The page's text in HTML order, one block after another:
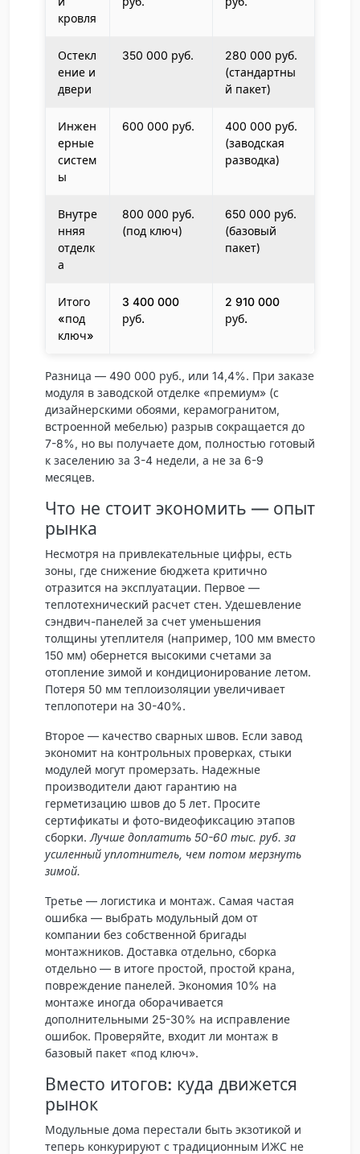
кровля
Остекл
ение и
двери
350 000 руб.
280 000 руб.
(стандартны
й пакет)
Инжен
ерные
систем
ы
600 000 руб.
400 000 руб.
(заводская
разводка)
Внутре
нняя
отделк
а
800 000 руб.
(под ключ)
650 000 руб.
(базовый
пакет)
Итого
«под
ключ»
3 400 000
руб.
2 910 000
руб.
Разница — 490 000 руб., или 14,4%. При заказе
модуля в заводской отделке «премиум» (с
дизайнерскими обоями, керамогранитом,
встроенной мебелью) разрыв сокращается до
7-8%, но вы получаете дом, полностью готовый
к заселению за 3-4 недели, а не за 6-9
месяцев.
Что не стоит экономить — опыт
рынка
Несмотря на привлекательные цифры, есть
зоны, где снижение бюджета критично
отразится на эксплуатации. Первое —
теплотехнический расчет стен. Удешевление
сэндвич-панелей за счет уменьшения
толщины утеплителя (например, 100 мм вместо
150 мм) обернется высокими счетами за
отопление зимой и кондиционирование летом.
Потеря 50 мм теплоизоляции увеличивает
теплопотери на 30-40%.
Второе — качество сварных швов. Если завод
экономит на контрольных проверках, стыки
модулей могут промерзать. Надежные
производители дают гарантию на
герметизацию швов до 5 лет. Просите
сертификаты и фото-видеофиксацию этапов
сборки. Лучше доплатить 50-60 тыс. руб. за
усиленный уплотнитель, чем потом мерзнуть
зимой.
Третье — логистика и монтаж. Самая частая
ошибка — выбрать модульный дом от
компании без собственной бригады
монтажников. Доставка отдельно, сборка
отдельно — в итоге простой, простой крана,
повреждение панелей. Экономия 10% на
монтаже иногда оборачивается
дополнительными 25-30% на исправление
ошибок. Проверяйте, входит ли монтаж в
базовый пакет «под ключ».
Вместо итогов: куда движется
рынок
Модульные дома перестали быть экзотикой и
теперь конкурируют с традиционным ИЖС не